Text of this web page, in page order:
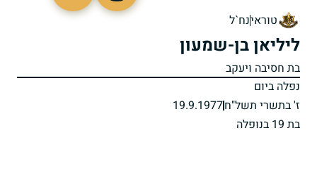
טוראינח`ל
ליליאן בן-שמעון
בת חסיבה ויעקב
נפלה ביום
ז' בתשרי תשל"ח19.9.1977
בת 19 בנופלה